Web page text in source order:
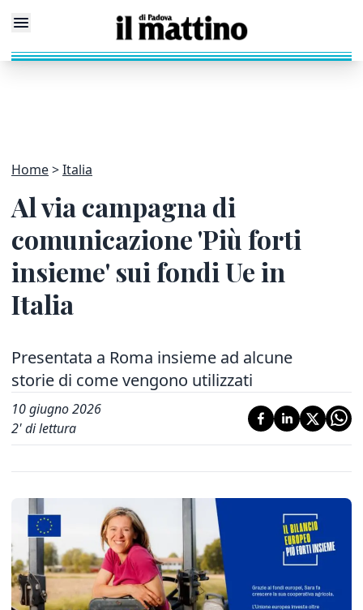
Home Italia
Al via campagna di
comunicazione 'Più forti
insieme' sui fondi Ue in
Italia
Presentata a Roma insieme ad alcune
storie di come vengono utilizzati
10 giugno 2026
2' di lettura